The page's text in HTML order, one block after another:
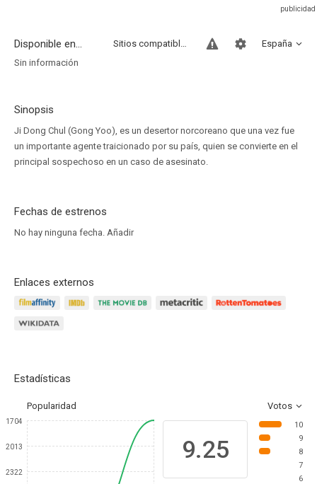
Disponible en... España
Sitios compatibles
Sin información
Sinopsis
Ji Dong Chul (Gong Yoo), es un desertor norcoreano que una vez fue
un importante agente traicionado por su país, quien se convierte en el
principal sospechoso en un caso de asesinato.
Fechas de estrenos
No hay ninguna fecha. Añadir
Enlaces externos
Estadísticas
Popularidad Votos
1704
2013
2322
9.25
10
9
8
7
6